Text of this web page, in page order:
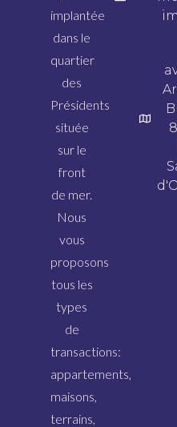
implantée
dans le
quartier
des
Présidents
située
sur le
front
de mer.
Nous
vous
proposons
tous les
types
de
transactions:
appartements,
maisons,
terrains,